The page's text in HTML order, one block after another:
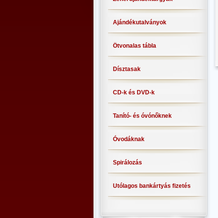
Ajándékutalványok
Ötvonalas tábla
Dísztasak
CD-k és DVD-k
Tanító- és óvónőknek
Óvodáknak
Spirálozás
Utólagos bankártyás fizetés